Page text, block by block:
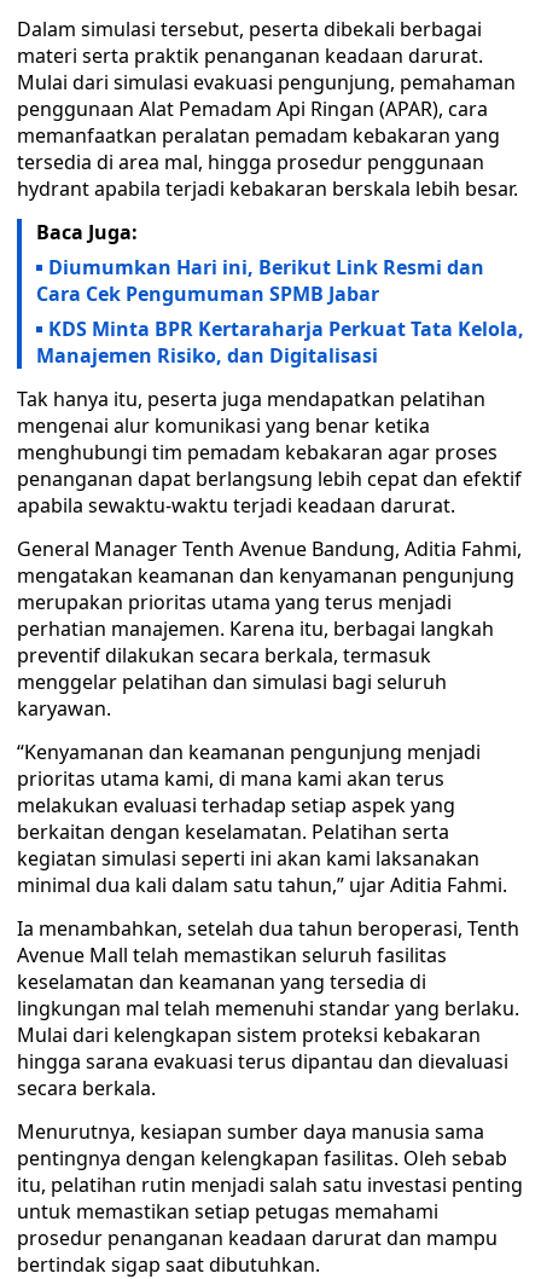
Dalam simulasi tersebut, peserta dibekali berbagai
materi serta praktik penanganan keadaan darurat.
Mulai dari simulasi evakuasi pengunjung, pemahaman
penggunaan Alat Pemadam Api Ringan (APAR), cara
memanfaatkan peralatan pemadam kebakaran yang
tersedia di area mal, hingga prosedur penggunaan
hydrant apabila terjadi kebakaran berskala lebih besar.
Baca Juga:
Diumumkan Hari ini, Berikut Link Resmi dan
Cara Cek Pengumuman SPMB Jabar
KDS Minta BPR Kertaraharja Perkuat Tata Kelola,
Manajemen Risiko, dan Digitalisasi
Tak hanya itu, peserta juga mendapatkan pelatihan
mengenai alur komunikasi yang benar ketika
menghubungi tim pemadam kebakaran agar proses
penanganan dapat berlangsung lebih cepat dan efektif
apabila sewaktu-waktu terjadi keadaan darurat.
General Manager Tenth Avenue Bandung, Aditia Fahmi,
mengatakan keamanan dan kenyamanan pengunjung
merupakan prioritas utama yang terus menjadi
perhatian manajemen. Karena itu, berbagai langkah
preventif dilakukan secara berkala, termasuk
menggelar pelatihan dan simulasi bagi seluruh
karyawan.
“Kenyamanan dan keamanan pengunjung menjadi
prioritas utama kami, di mana kami akan terus
melakukan evaluasi terhadap setiap aspek yang
berkaitan dengan keselamatan. Pelatihan serta
kegiatan simulasi seperti ini akan kami laksanakan
minimal dua kali dalam satu tahun,” ujar Aditia Fahmi.
Ia menambahkan, setelah dua tahun beroperasi, Tenth
Avenue Mall telah memastikan seluruh fasilitas
keselamatan dan keamanan yang tersedia di
lingkungan mal telah memenuhi standar yang berlaku.
Mulai dari kelengkapan sistem proteksi kebakaran
hingga sarana evakuasi terus dipantau dan dievaluasi
secara berkala.
Menurutnya, kesiapan sumber daya manusia sama
pentingnya dengan kelengkapan fasilitas. Oleh sebab
itu, pelatihan rutin menjadi salah satu investasi penting
untuk memastikan setiap petugas memahami
prosedur penanganan keadaan darurat dan mampu
bertindak sigap saat dibutuhkan.